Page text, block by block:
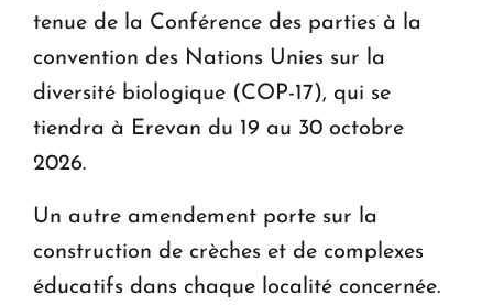
tenue de la Conférence des parties à la
convention des Nations Unies sur la
diversité biologique (COP-17), qui se
tiendra à Erevan du 19 au 30 octobre
2026.
Un autre amendement porte sur la
construction de crèches et de complexes
éducatifs dans chaque localité concernée.